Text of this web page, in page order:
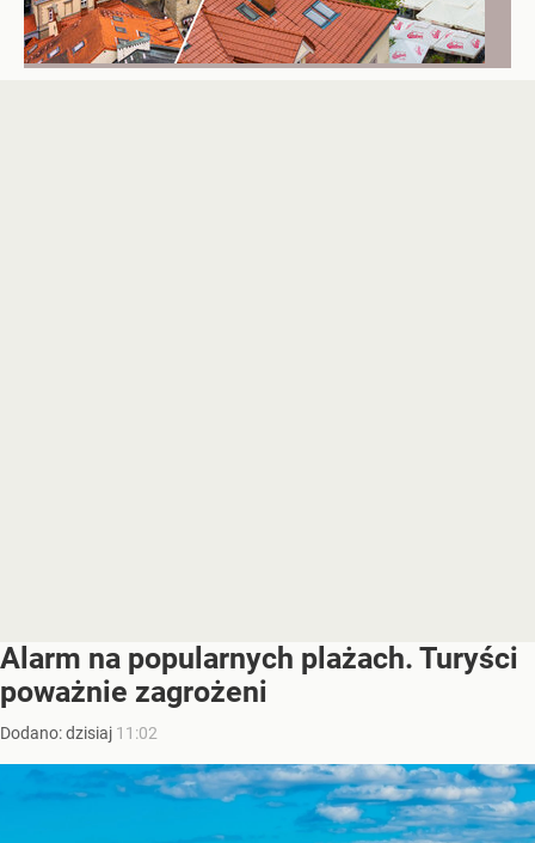
Alarm na popularnych plażach. Turyści
poważnie zagrożeni
Dodano:dzisiaj 11:02